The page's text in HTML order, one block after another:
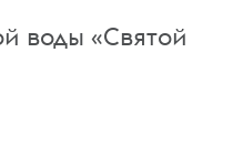
воды «Святой